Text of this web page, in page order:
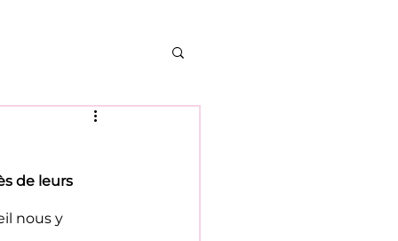
de leurs
nous y